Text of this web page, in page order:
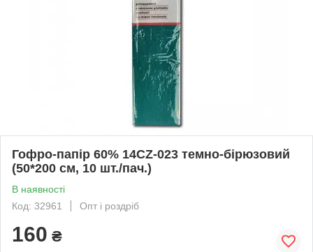
Гофро-папір 60% 14CZ-023 темно-бірюзовий
(50*200 см, 10 шт./пач.)
В наявності
Код: 32961
Опт і роздріб
160 ₴